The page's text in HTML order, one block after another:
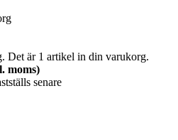
Det är 1 artikel in din varukorg.
moms)
senare